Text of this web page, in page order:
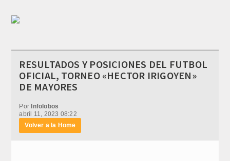
RESULTADOS Y POSICIONES DEL FUTBOL
OFICIAL, TORNEO «HECTOR IRIGOYEN»
DE MAYORES
Por Infolobos
abril 11, 2023 08:22
Volver a la Home